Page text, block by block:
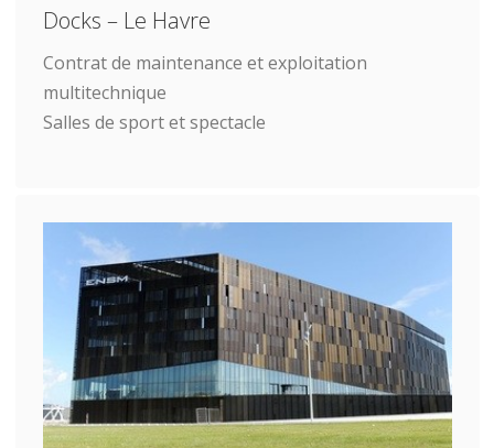
Docks – Le Havre
Contrat de maintenance et exploitation
multitechnique
Salles de sport et spectacle